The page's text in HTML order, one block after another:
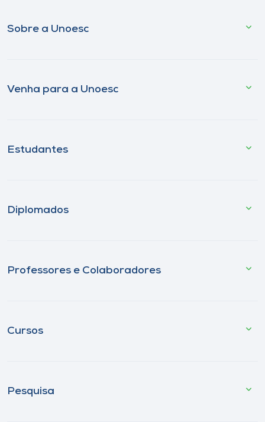
Sobre a Unoesc
Venha para a Unoesc
Estudantes
Diplomados
Professores e Colaboradores
Cursos
Pesquisa